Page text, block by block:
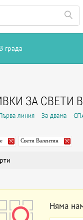
В града
ЗА СВЕТИ
линия За двама
Свети Валентин
Няма